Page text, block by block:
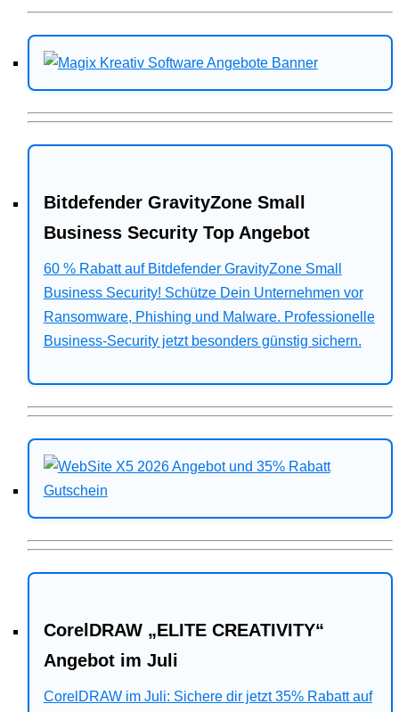
Bitdefender GravityZone Small
Business Security Top Angebot
60 % Rabatt auf Bitdefender GravityZone Small
Business Security! Schütze Dein Unternehmen vor
Ransomware, Phishing und Malware. Professionelle
Business-Security jetzt besonders günstig sichern.
CorelDRAW „ELITE CREATIVITY“
Angebot im Juli
CorelDRAW im Juli: Sichere dir jetzt 35% Rabatt auf